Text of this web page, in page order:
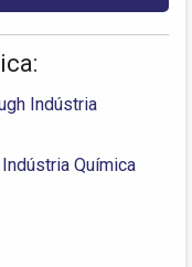
Indústria
Química